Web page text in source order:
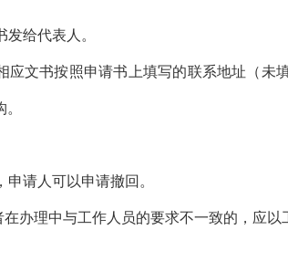
给代表人。
文书按照申请书上填写的联系地址（未
请人可以申请撤回。
办理中与工作人员的要求不一致的，应以